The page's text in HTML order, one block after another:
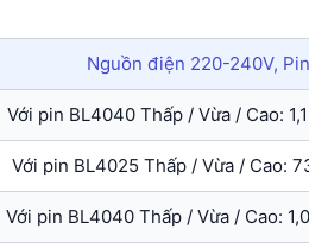
Nguồn điện 220-240V,
Với pin BL4040 Thấp / Vừa / Cao:
Với pin BL4025 Thấp / Vừa / Cao:
Với pin BL4040 Thấp / Vừa / Cao: